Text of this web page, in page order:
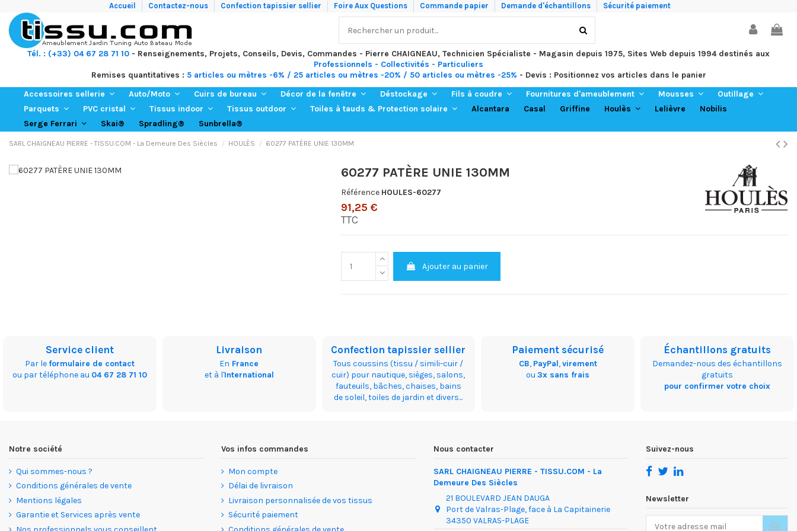
Accueil Contactez-nous Confection tapissier sellier Foire Aux Questions Commande papier Demande d'échantillons Sécurité paiement
Tél. : (+33) 04 67 28 71 10 - Renseignements, Projets, Conseils, Devis, Commandes - Pierre CHAIGNEAU, Technicien Spécialiste - Magasin depuis 1975, Sites Web depuis 1994 destinés aux
Professionnels - Collectivités - Particuliers
Remises quantitatives : 5 articles ou mètres -6% / 25 articles ou mètres -20% / 50 articles ou mètres -25% - Devis : Positionnez vos articles dans le panier
Accessoires sellerie
Auto/Moto Cuirs de bureau Décor de la fenêtre Déstockage Fils à coudre Fournitures d'ameublement Mousses
Outillage
Parquets
PVC cristal Tissus indoor Tissus outdoor Toiles à tauds & Protection solaire Alcantara Casal Griffine Houlès Lelièvre
Nobilis
Serge Ferrari
Skai® Spradling® Sunbrella®
SARL CHAIGNEAU PIERRE - TISSU.COM - La Demeure Des Siècles HOULÈS 60277 PATÈRE UNIE 130MM
60277 PATÈRE UNIE 130MM
Référence HOULES-60277
91,25 €
TTC
Ajouter au panier
Service client
Par le formulaire de contact
ou par téléphone au 04 67 28 71 10
Livraison
En France
et à l'International
Confection tapissier sellier
Tous coussins (tissu / simili-cuir /
cuir) pour nautique, sièges, salons,
fauteuils, bâches, chaises, bains
de soleil, toiles de jardin et divers...
Paiement sécurisé
CB, PayPal,virement
ou3x sans frais
Échantillons gratuits
Demandez-nous des échantillons
gratuits
pour confirmer votre choix
Notre société
Qui sommes-nous ?
Conditions générales de vente
Mentions légales
Garantie et Services après vente
Vos infos commandes
Mon compte
Délai de livraison
Livraison personnalisée de vos tissus
Sécurité paiement
Nous contacter
SARL CHAIGNEAU PIERRE - TISSU.COM - La
Demeure Des Siècles
21 BOULEVARD JEAN DAUGA
Port de Valras-Plage, face à La Capitainerie
34350 VALRAS-PLAGE
Suivez-nous
Newsletter